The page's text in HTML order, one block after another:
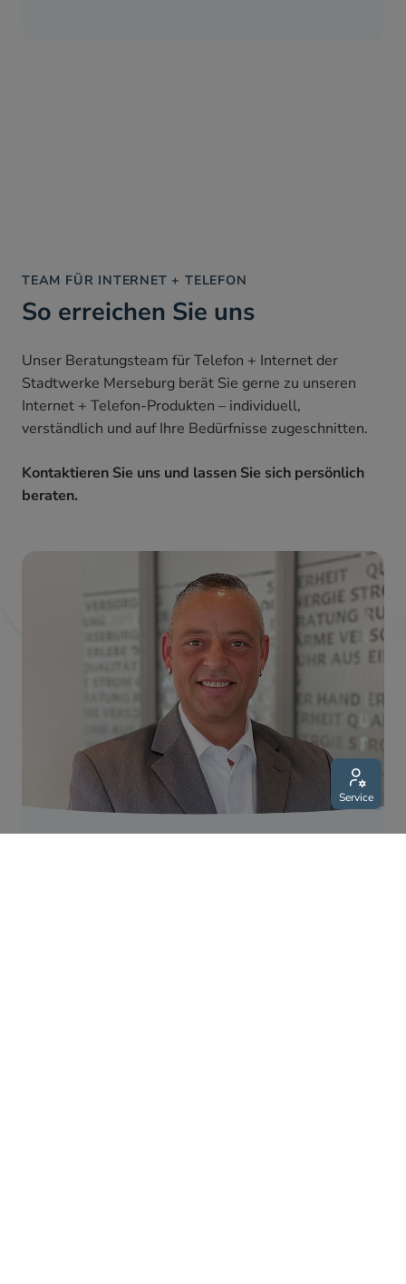
Service
So erreichen Sie uns
TEAM FÜR INTERNET + TELEFON
Unser Beratungsteam für Telefon + Internet der
Stadtwerke Merseburg berät Sie gerne zu unseren
Internet + Telefon-Produkten – individuell,
verständlich und auf Ihre Bedürfnisse zugeschnitten.
Kontaktieren Sie uns und lassen Sie sich persönlich
beraten.